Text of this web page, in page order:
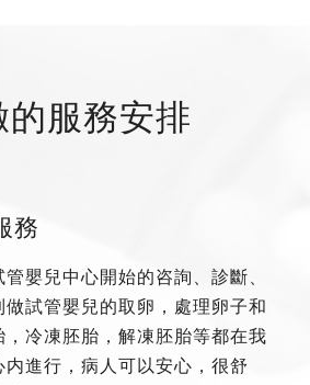
的服務安排
務
嬰兒中心開始的咨詢、診斷、
試管嬰兒的取卵，處理卵子和
，冷凍胚胎，解凍胚胎等都在我
進行，病人可以安心，很舒